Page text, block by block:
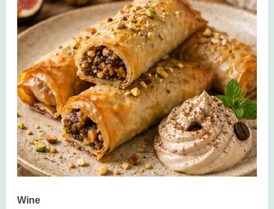
Wine